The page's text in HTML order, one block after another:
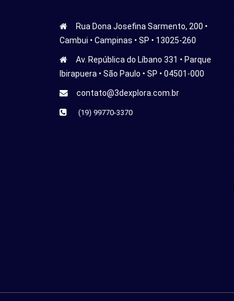
Rua Dona Josefina Sarmento, 200 •
Cambui • Campinas • SP • 13025-260
Av. República do Líbano 331 • Parque
Ibirapuera • São Paulo • SP • 04501-000
contato@3dexplora.com.br
(19) 99770-3370